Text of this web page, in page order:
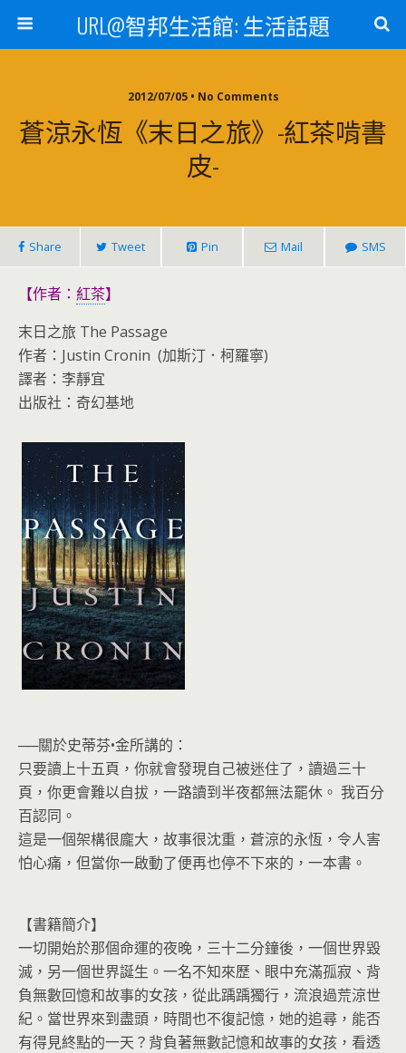
URL@智邦生活館: 生活話題
2012/07/05 • No Comments
蒼涼永恆《末日之旅》-紅茶啃書
皮-
Share Tweet Pin Mail SMS
【作者： 紅茶】
末日之旅 The Passage
作者：Justin Cronin (加斯汀．柯羅寧)
譯者：李靜宜
出版社：奇幻基地
──關於史蒂芬•金所講的：
只要讀上十五頁，你就會發現自己被迷住了，讀過三十
頁，你更會難以自拔，一路讀到半夜都無法罷休。 我百分
百認同。
這是一個架構很龐大，故事很沈重，蒼涼的永恆，令人害
怕心痛，但當你一啟動了便再也停不下來的，一本書。
【書籍簡介】
一切開始於那個命運的夜晚，三十二分鐘後，一個世界毀
滅，另一個世界誕生。一名不知來歷、眼中充滿孤寂、背
負無數回憶和故事的女孩，從此踽踽獨行，流浪過荒涼世
紀。當世界來到盡頭，時間也不復記憶，她的追尋，能否
有得見終點的一天？背負著無數記憶和故事的女孩，看透